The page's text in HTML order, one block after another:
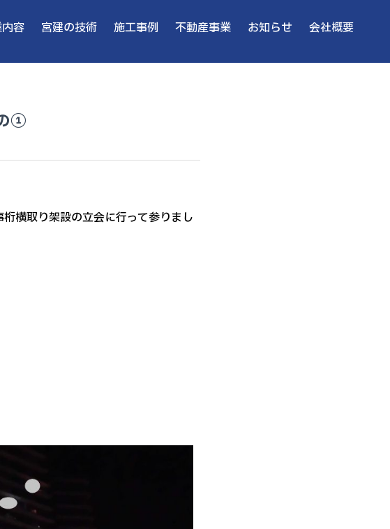
容 宮建の技術 施工事例 不動産事業 お知らせ 会社概要
①
横取り架設の立会に行って参りまし